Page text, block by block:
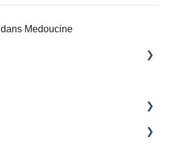
Medoucine
de consultation
google tiers